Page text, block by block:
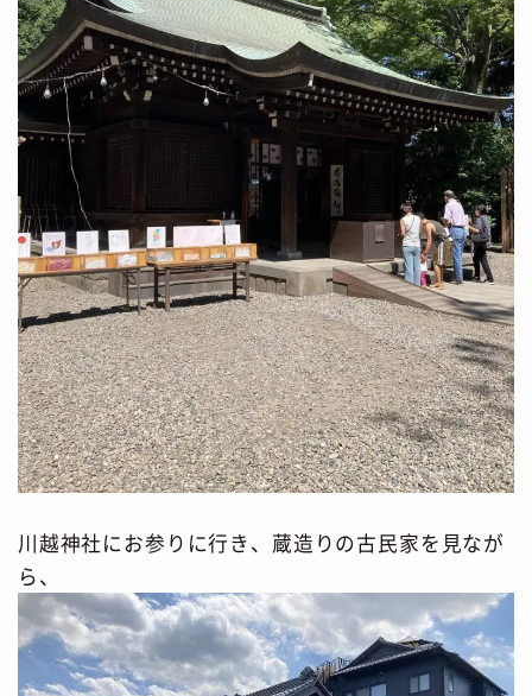
川越神社にお参りに行き、蔵造りの古民家を見なが
ら、